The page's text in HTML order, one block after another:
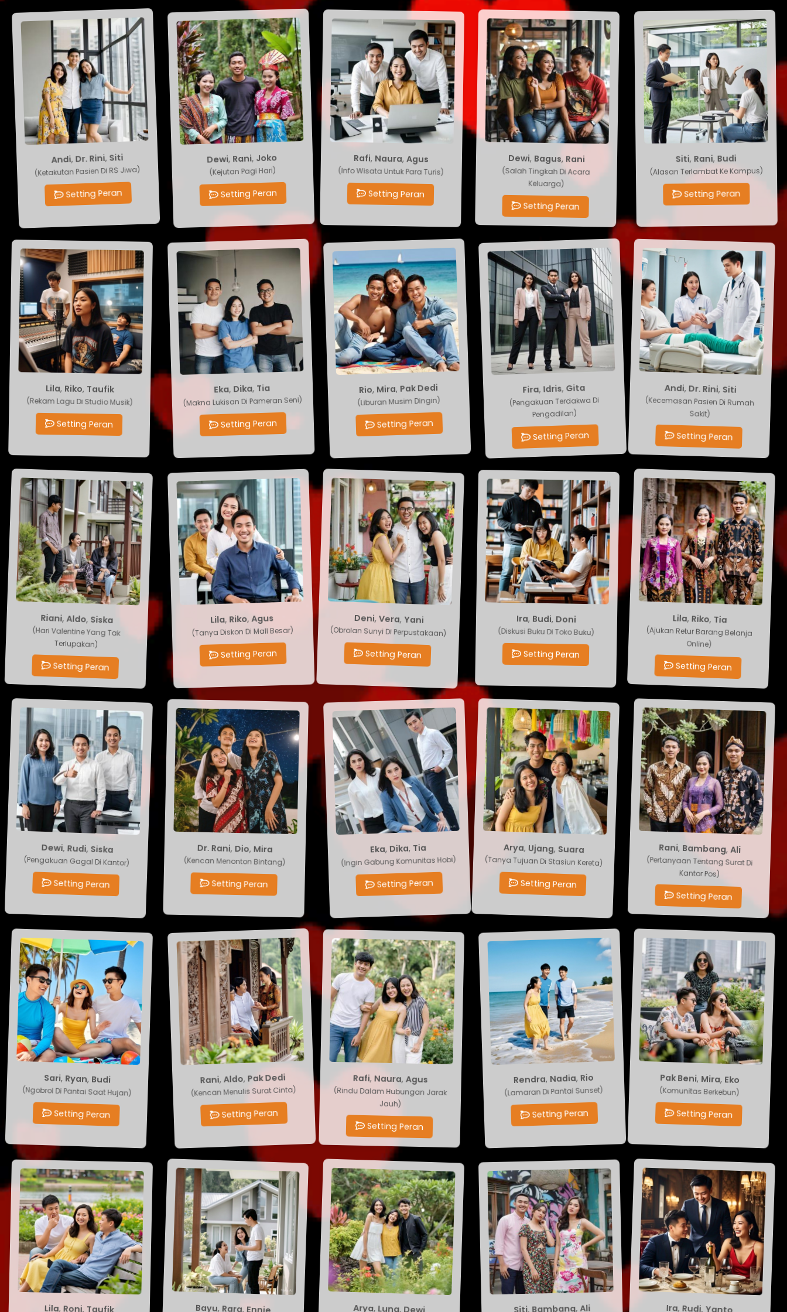
Andi,Dr. Rini,Siti
(Ketakutan Pasien Di RS Jiwa)
Setting Peran
Dewi,Rani,Joko
(Kejutan Pagi Hari)
Setting Peran
Rafi,Naura,Agus
(Info Wisata Untuk Para Turis)
Setting Peran
Dewi,Bagus,Rani
(Salah Tingkah Di Acara
Keluarga)
Setting Peran
Siti,Rani,Budi
(Alasan Terlambat Ke Kampus)
Setting Peran
Lila,Riko,Taufik
(Rekam Lagu Di Studio Musik)
Setting Peran
Eka, Dika, Tia
(Makna Lukisan Di Pameran Seni)
Setting Peran
Rio,Mira,Pak Dedi
(Liburan Musim Dingin)
Setting Peran
Fira,Idris,Gita
(Pengakuan Terdakwa Di
Pengadilan)
Setting Peran
Andi ,Dr. Rini ,Siti
(Kecemasan Pasien Di Rumah
Sakit)
Setting Peran
Riani,Aldo,Siska
(Hari Valentine Yang Tak
Terlupakan)
Setting Peran
Lila, Riko,Agus
(Tanya Diskon Di Mall Besar)
Setting Peran
Deni,Vera,Yani
(Obrolan Sunyi Di Perpustakaan)
Setting Peran
Ira,Budi,Doni
(Diskusi Buku Di Toko Buku)
Setting Peran
Lila,Riko ,Tia
(Ajukan Retur Barang Belanja
Online)
Setting Peran
Dewi,Rudi,Siska
(Pengakuan Gagal Di Kantor)
Setting Peran
Dr. Rani,Dio,Mira
(Kencan Menonton Bintang)
Setting Peran
Eka,Dika,Tia
(Ingin Gabung Komunitas Hobi)
Setting Peran
Arya,Ujang,Suara
(Tanya Tujuan Di Stasiun Kereta)
Setting Peran
Rani,Bambang,Ali
(Pertanyaan Tentang Surat Di
Kantor Pos)
Setting Peran
Sari ,Ryan ,Budi
(Ngobrol Di Pantai Saat Hujan)
Setting Peran
Rani,Aldo,Pak Dedi
(Kencan Menulis Surat Cinta)
Setting Peran
Rafi,Naura,Agus
(Rindu Dalam Hubungan Jarak
Jauh)
Setting Peran
Rendra,Nadia,Rio
(Lamaran Di Pantai Sunset)
Setting Peran
Pak Beni ,Mira ,Eko
(Komunitas Berkebun)
Setting Peran
,Roni,Taufik Bayu ,Rara ,Ennie ,Luna,Dewi Siti,Bambang Ira,Rudi,Yanto